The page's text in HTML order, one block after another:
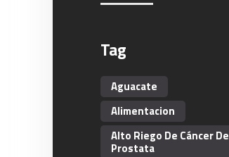
Tag
Aguacate
Alimentacion
Alto Riego De Cáncer De
Prostata